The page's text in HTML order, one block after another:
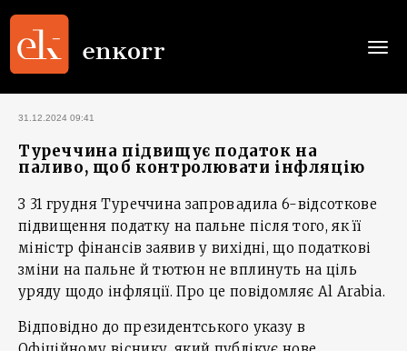
31.12.2024 09:41
Туреччина підвищує податок на
паливо, щоб контролювати інфляцію
З 31 грудня Туреччина запровадила 6-відсоткове
підвищення податку на пальне після того, як її
міністр фінансів заявив у вихідні, що податкові
зміни на пальне й тютюн не вплинуть на ціль
уряду щодо інфляції. Про це повідомляє Al Arabia.
Відповідно до президентського указу в